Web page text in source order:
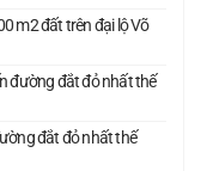
m2 đất trên đại lộ Võ
đường đắt đỏ nhất thế
đắt đỏ nhất thế